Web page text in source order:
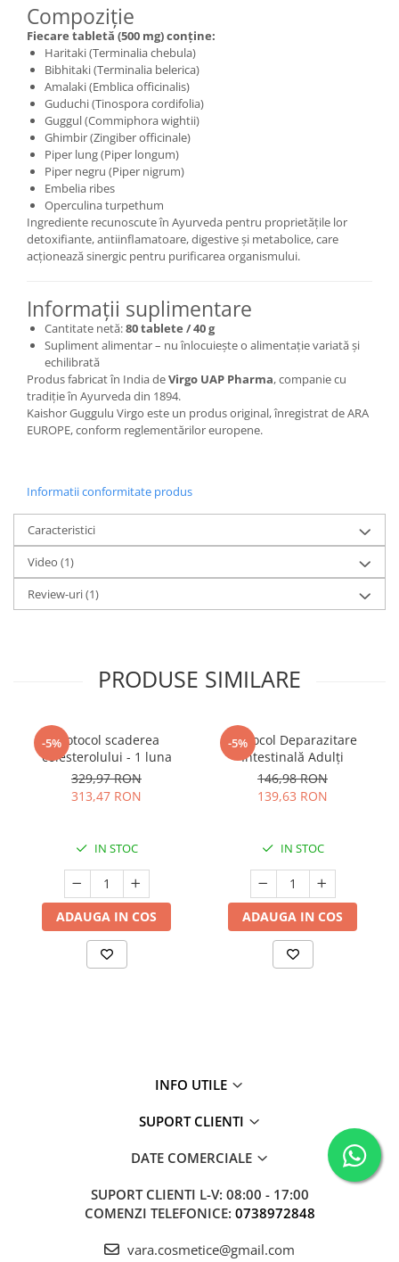
Compoziție
Fiecare tabletă (500 mg) conține:
Haritaki (Terminalia chebula)
Bibhitaki (Terminalia belerica)
Amalaki (Emblica officinalis)
Guduchi (Tinospora cordifolia)
Guggul (Commiphora wightii)
Ghimbir (Zingiber officinale)
Piper lung (Piper longum)
Piper negru (Piper nigrum)
Embelia ribes
Operculina turpethum
Ingrediente recunoscute în Ayurveda pentru proprietățile lor
detoxifiante, antiinflamatoare, digestive și metabolice, care
acționează sinergic pentru purificarea organismului.
Informații suplimentare
Cantitate netă:80 tablete / 40 g
Supliment alimentar – nu înlocuiește o alimentație variată și
echilibrată
Produs fabricat în India deVirgo UAP Pharma, companie cu
tradiție în Ayurveda din 1894.
Kaishor Guggulu Virgo este un produs original, înregistrat de ARA
EUROPE, conform reglementărilor europene.
Informatii conformitate produs
Caracteristici
Video (1)
Review-uri(1)
PRODUSE SIMILARE
-5%Protocol scaderea
colesterolului - 1 luna
329,97 RON
313,47 RON
IN STOC
ADAUGA IN COS
-5%
Protocol Deparazitare
Intestinală Adulți
146,98 RON
139,63 RON
IN STOC
ADAUGA IN COS
INFO UTILE
SUPORT CLIENTI
DATE COMERCIALE
SUPORT CLIENTI L-V: 08:00 - 17:00
COMENZI TELEFONICE: 0738972848
vara.cosmetice@gmail.com